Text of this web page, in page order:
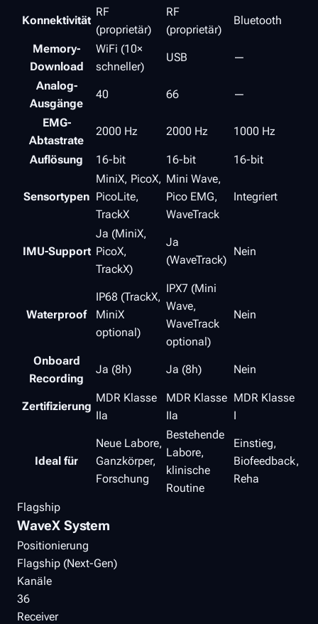
Konnektivität
RF
(proprietär)
RF
(proprietär)
Bluetooth
Memory-
Download
WiFi (10×
schneller)
USB —
Analog-
Ausgänge
40 66 —
EMG-
Abtastrate
2000 Hz 2000 Hz 1000 Hz
Auflösung 16-bit 16-bit 16-bit
Sensortypen
MiniX, PicoX,
PicoLite,
TrackX
Mini Wave,
Pico EMG,
WaveTrack
Integriert
IMU-Support
Ja (MiniX,
PicoX,
TrackX)
Ja
(WaveTrack)
Nein
Waterproof
IP68 (TrackX,
MiniX
optional)
IPX7 (Mini
Wave,
WaveTrack
optional)
Nein
Onboard
Recording
Ja (8h) Ja (8h) Nein
Zertifizierung
MDR Klasse
IIa
MDR Klasse
IIa
MDR Klasse
I
Ideal für
Neue Labore,
Ganzkörper,
Forschung
Bestehende
Labore,
klinische
Routine
Einstieg,
Biofeedback,
Reha
Flagship
WaveX System
Positionierung
Flagship (Next-Gen)
Kanäle
36
Receiver